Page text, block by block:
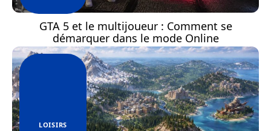
GTA 5 et le multijoueur : Comment se
démarquer dans le mode Online
LOISIRS